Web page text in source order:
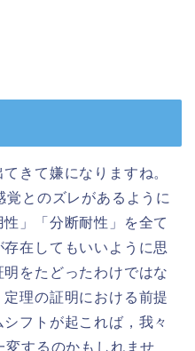
きて嫌になりますね。
とのズレがあるように
」「分断耐性」を全て
在してもいいように思
をたどったわけではな
理の証明における前提
フトが起これば，我々
するのかもしれませ